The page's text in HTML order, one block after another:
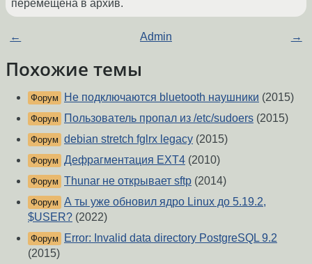
перемещена в архив.
← Admin →
Похожие темы
Форум Не подключаются bluetooth наушники (2015)
Форум Пользователь пропал из /etc/sudoers (2015)
Форум debian stretch fglrx legacy (2015)
Форум Дефрагментация EXT4 (2010)
Форум Thunar не открывает sftp (2014)
Форум А ты уже обновил ядро Linux до 5.19.2,
$USER? (2022)
Форум
Error: Invalid data directory PostgreSQL 9.2
(2015)